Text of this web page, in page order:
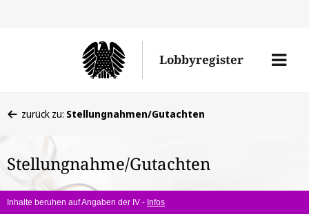
Lobbyregister
Menü
befinden
hier:
zurück zu: Stellungnahmen/Gutachten
Stellungnahme/Gutachten
Inhalte beruhen auf Angaben der IV - Infos